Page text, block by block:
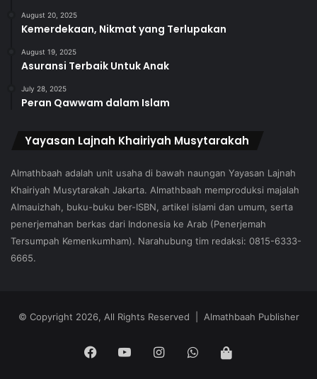
August 20, 2025
Kemerdekaan, Nikmat yang Terlupakan
August 19, 2025
Asuransi Terbaik Untuk Anak
July 28, 2025
Peran Qawwam dalam Islam
Yayasan Lajnah Khairiyah Musytarakah
Almathbaah adalah unit usaha di bawah naungan Yayasan Lajnah
Khairiyah Musytarakah Jakarta. Almathbaah memproduksi majalah
Almauizhah, buku-buku ber-ISBN, artikel islami dan umum, serta
penerjemahan berkas dari Indonesia ke Arab (Penerjemah
Tersumpah Kemenkumham). Narahubung tim redaksi: 0815-6333-
6665.
© Copyright 2026, All Rights Reserved | Almathbaah Publisher
Facebook
YouTubeInstagramWhatsAppTokopedia